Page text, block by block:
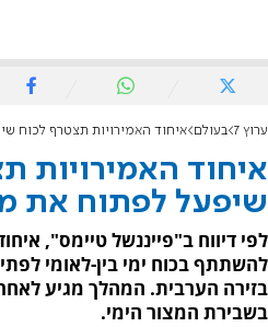
ערוץ 7 בעולם איחוד האמירויות תצטרף לכוח
איחוד האמירויות
שיפעל לפתוח את
לפי דיווח ב"פייננשל טיימס",
להשתתף בכוח ימי בין-לאומי
בזירה הערבית. המהלך מגיע
בשבירת המצור הימי.